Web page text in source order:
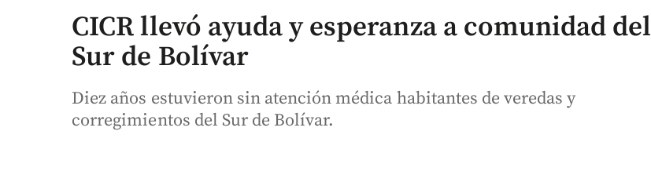
CICR llevó ayuda y esperanza a comunidad del
Sur de Bolívar
Diez años estuvieron sin atención médica habitantes de veredas y
corregimientos del Sur de Bolívar.